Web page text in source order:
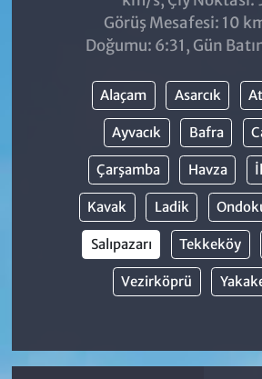
Görüş Mesafesi: 10
Doğumu: 6:31, Gün
Alaçam Asarcık
Ayvacık Bafra
Çarşamba Havza
Kavak Ladik
Salıpazarı Tekkeköy
Vezirköprü